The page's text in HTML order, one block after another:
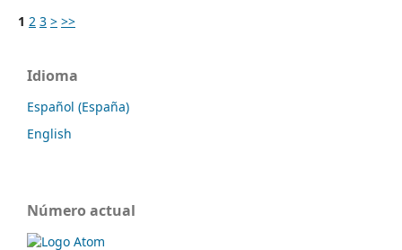
1 2 3 > >>
Idioma
Español (España)
English
Número actual